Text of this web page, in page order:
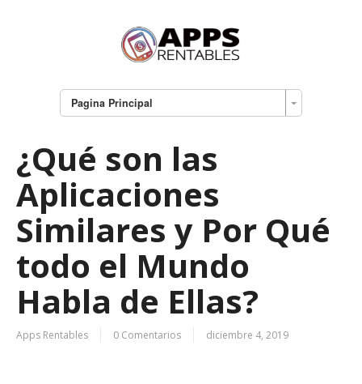
Pagina Principal
¿Qué son las
Aplicaciones
Similares y Por Qué
todo el Mundo
Habla de Ellas?
Apps Rentables 0 Comentarios diciembre 4, 2019